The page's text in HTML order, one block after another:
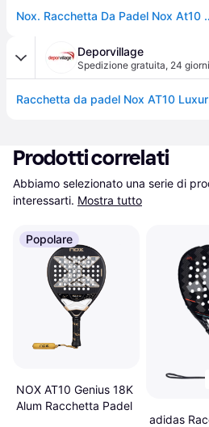
Nox. Racchetta Da Padel Nox
Deporvillage
Spedizione gratuita, 24 giorni
Prodotti correlati
Abbiamo selezionato una serie di
interessarti. Mostra tutto
Popolare
NOX AT10 Genius 18K
Alum Racchetta Padel
adidas